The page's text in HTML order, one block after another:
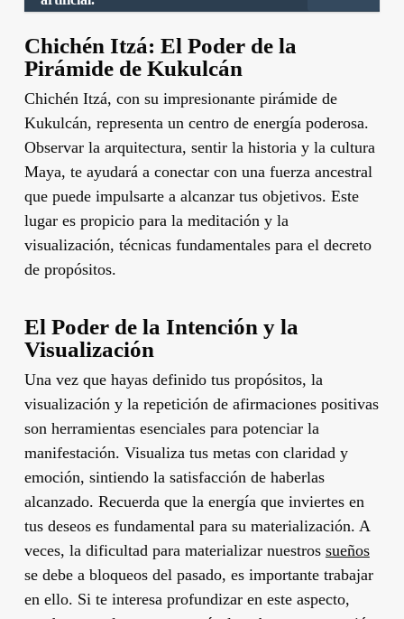
Chichén Itzá: El Poder de la
Pirámide de Kukulcán
Chichén Itzá, con su impresionante pirámide de
Kukulcán, representa un centro de energía poderosa.
Observar la arquitectura, sentir la historia y la cultura
Maya, te ayudará a conectar con una fuerza ancestral
que puede impulsarte a alcanzar tus objetivos. Este
lugar es propicio para la meditación y la
visualización, técnicas fundamentales para el decreto
de propósitos.
El Poder de la Intención y la
Visualización
Una vez que hayas definido tus propósitos, la
visualización y la repetición de afirmaciones positivas
son herramientas esenciales para potenciar la
manifestación. Visualiza tus metas con claridad y
emoción, sintiendo la satisfacción de haberlas
alcanzado. Recuerda que la energía que inviertes en
tus deseos es fundamental para su materialización. A
veces, la dificultad para materializar nuestros sueños
se debe a bloqueos del pasado, es importante trabajar
en ello. Si te interesa profundizar en este aspecto,